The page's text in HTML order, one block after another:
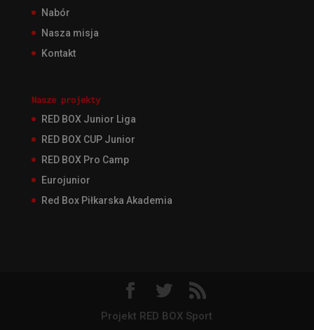
Nabór
Nasza misja
Kontakt
Nasze projekty
RED BOX Junior Liga
RED BOX CUP Junior
RED BOX Pro Camp
Eurojunior
Red Box Piłkarska Akademia
Projekt RED BOX Sport